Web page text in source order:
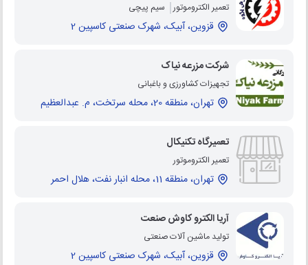
تعمیر الکتروموتور سیم پیچی
قزوین، آبیک، شهرک صنعتی کاسپین 2
شرکت مزرعه نیاک
تجهیزات کشاورزی و باغبانی
تهران، منطقه 20، محله سرتخت، م. عبدالعظیم
تعمیرگاه تکنیکال
تعمیر الکتروموتور
تهران، منطقه 11، محله انبار نفت، هلال احمر
آریا الکترو کاوش صنعت
تولید ماشین آلات صنعتی
قزوین، آبیک، شهرک صنعتی کاسپین 2